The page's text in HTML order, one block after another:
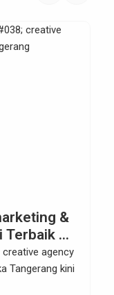
&
Terbaik di
agency
Tangerang kini